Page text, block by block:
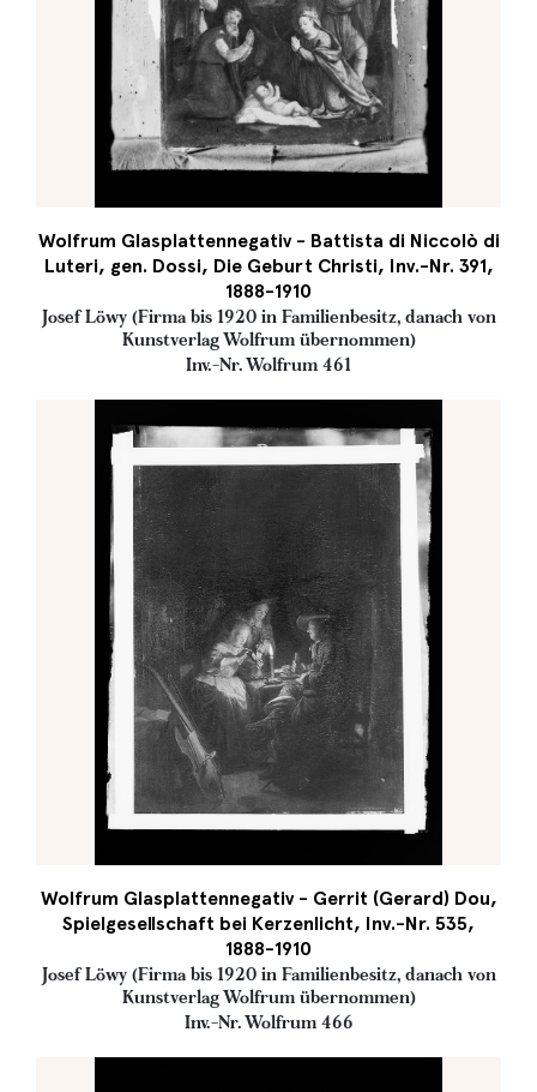
Wolfrum Glasplattennegativ - Battista di Niccolò di
Luteri, gen. Dossi, Die Geburt Christi, Inv.-Nr. 391,
1888-1910
Josef Löwy (Firma bis 1920 in Familienbesitz, danach von
Kunstverlag Wolfrum übernommen)
Inv.-Nr. Wolfrum 461
Wolfrum Glasplattennegativ - Gerrit (Gerard) Dou,
Spielgesellschaft bei Kerzenlicht, Inv.-Nr. 535,
1888-1910
Josef Löwy (Firma bis 1920 in Familienbesitz, danach von
Kunstverlag Wolfrum übernommen)
Inv.-Nr. Wolfrum 466